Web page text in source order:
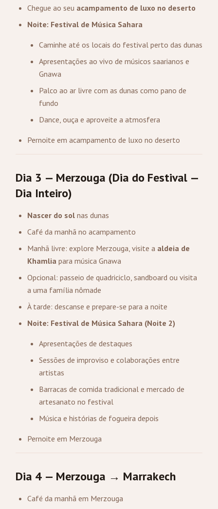
Chegue ao seu acampamento de luxo no deserto
Noite: Festival de Música Sahara
Caminhe até os locais do festival perto das dunas
Apresentações ao vivo de músicos saarianos e
Gnawa
Palco ao ar livre com as dunas como pano de
fundo
Dance, ouça e aproveite a atmosfera
Pernoite em acampamento de luxo no deserto
Dia 3 — Merzouga (Dia do Festival —
Dia Inteiro)
Nascer do sol nas dunas
Café da manhã no acampamento
Manhã livre: explore Merzouga, visite a aldeia de
Khamlia para música Gnawa
Opcional: passeio de quadriciclo, sandboard ou visita
a uma família nômade
À tarde: descanse e prepare-se para a noite
Noite: Festival de Música Sahara (Noite 2)
Apresentações de destaques
Sessões de improviso e colaborações entre
artistas
Barracas de comida tradicional e mercado de
artesanato no festival
Música e histórias de fogueira depois
Pernoite em Merzouga
Dia 4 — Merzouga → Marrakech
Café da manhã em Merzouga